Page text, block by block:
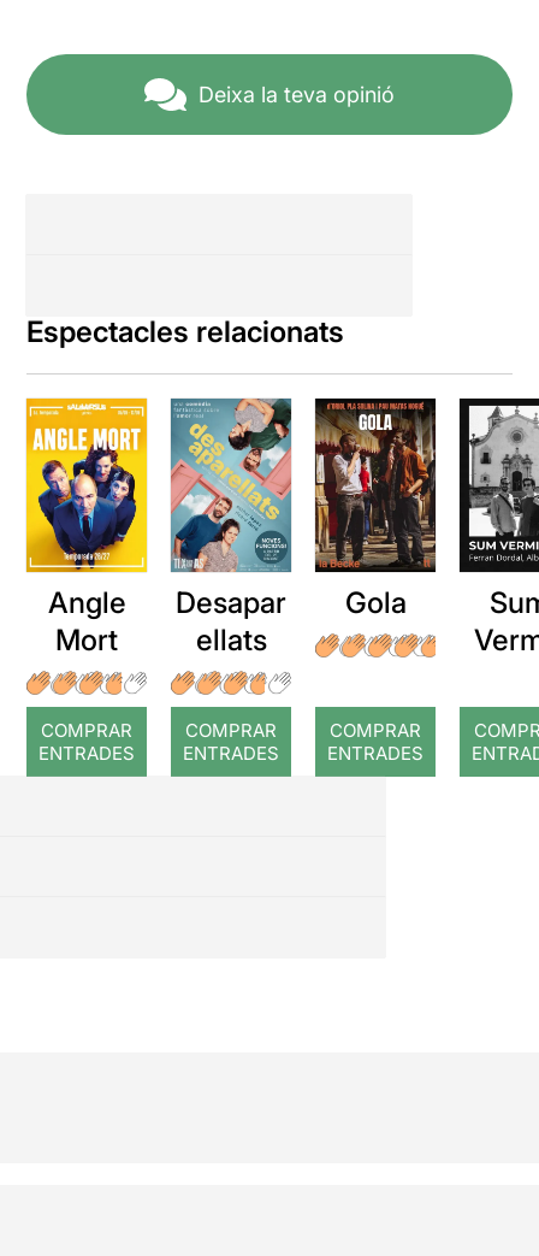
Deixa la teva opinió
Espectacles relacionats
Angle
Mort
COMPRAR
ENTRADES
Desapar
ellats
COMPRAR
ENTRADES
Gola
COMPRAR
ENTRADES